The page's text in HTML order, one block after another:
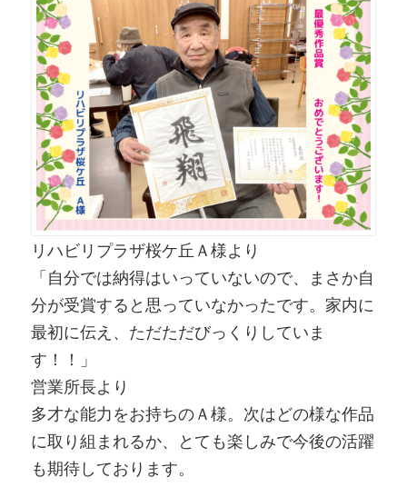
リハビリプラザ桜ケ丘Ａ様より
「自分では納得はいっていないので、まさか自
分が受賞すると思っていなかったです。家内に
最初に伝え、ただただびっくりしていま
す！！」
営業所長より
多才な能力をお持ちのＡ様。次はどの様な作品
に取り組まれるか、とても楽しみで今後の活躍
も期待しております。